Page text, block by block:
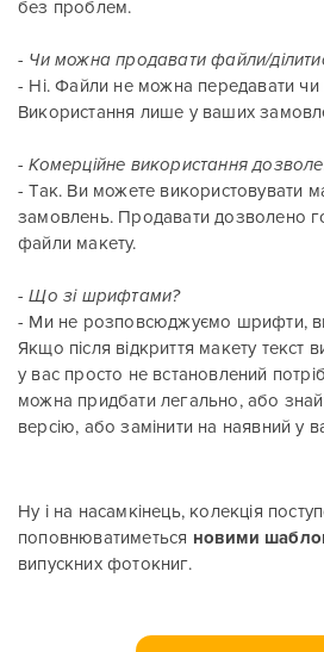
без проблем.
- Чи можна продавати файли/
- Ні. Файли не можна передавати чи
Використання лише у ваших
- Комерційне використання
- Так. Ви можете використовувати
замовлень. Продавати дозволено
файли макету.
- Що зі шрифтами?
- Ми не розповсюджуємо шрифти,
Якщо після відкриття макету текст
у вас просто не встановлений
можна придбати легально, або
версію, або замінити на наявний у
Ну і на насамкінець, колекція
поповнюватиметься новими
випускних фотокниг.